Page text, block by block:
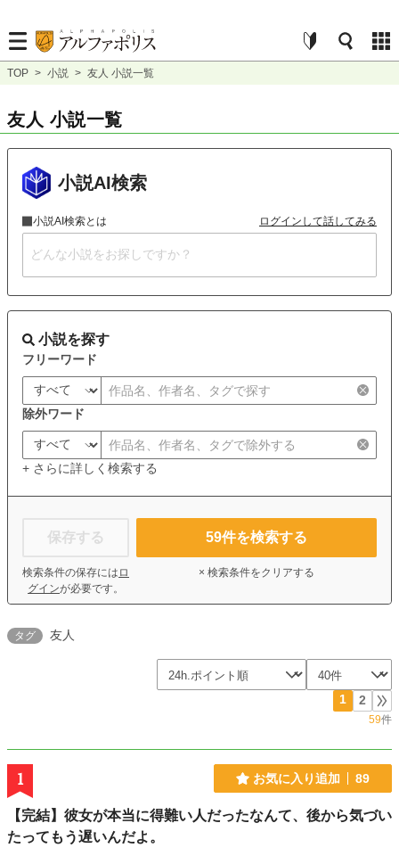
TOP > 小説 > 友人 小説一覧
友人 小説一覧
小説AI検索
小説AI検索とは ログインして話してみる
小説を探す
フリーワード
除外ワード
+ さらに詳しく検索する
保存する
検索条件の保存には ロ
グインが必要です。
59件を検索する
× 検索条件をクリアする
タグ 友人
1 2
59件
1 お気に入り追加 89
【完結】彼女が本当に得難い人だったなんて、後から気づい
たってもう遅いんだよ。